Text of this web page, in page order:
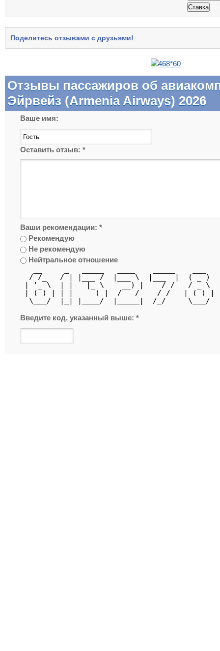
Поделитесь отзывами с друзьями!
Отзывы пассажиров об
Эйрвейз (Armenia Airways) 2026
Ваше имя:
Оставить отзыв: *
Ваши рекомендации: *
Рекомендую
Не рекомендую
Нейтральное отношение
  / /_   / | |___ /  |___ \  |___  |  ( _ )
| '_ \  | |   |_ \    __) |    / /   / _ \
| (_) | | |  ___) |  / __/    / /   | (_) |
  \___/  |_| |____/  |_____|  /_/     \___/
Введите код, указанный выше: *